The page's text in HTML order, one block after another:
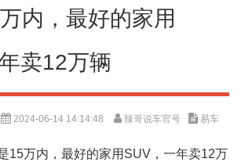
内，最好的家用
卖12万辆
2024-06-14 14:14:48 辣哥说车官号 易车
15万内，最好的家用SUV，一年卖12万